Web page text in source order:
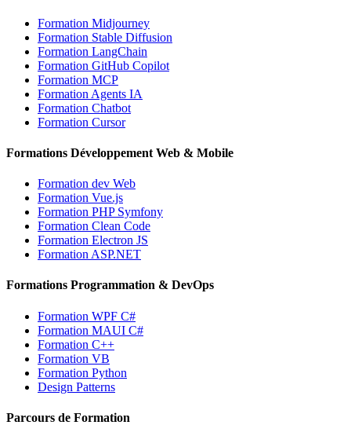
Formation Midjourney
Formation Stable Diffusion
Formation LangChain
Formation GitHub Copilot
Formation MCP
Formation Agents IA
Formation Chatbot
Formation Cursor
Formations Développement Web & Mobile
Formation dev Web
Formation Vue.js
Formation PHP Symfony
Formation Clean Code
Formation Electron JS
Formation ASP.NET
Formations Programmation & DevOps
Formation WPF C#
Formation MAUI C#
Formation C++
Formation VB
Formation Python
Design Patterns
Parcours de Formation